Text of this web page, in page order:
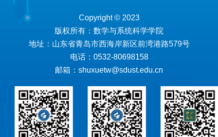
Copyright © 2023
版权所有：数学与系统科学学院
地址：山东省青岛市西海岸新区前湾港路579号
电话：0532-80698158
邮箱：shuxuetw@sdust.edu.cn